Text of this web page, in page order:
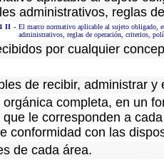
administrativos, reglas
II - El marco normativo aplicable al sujeto obligado,
administrativos, reglas de operación, criterios,
por cualquier
de recibir, administrar y
completa, en un
le corresponden a
conformidad con las
de cada área.